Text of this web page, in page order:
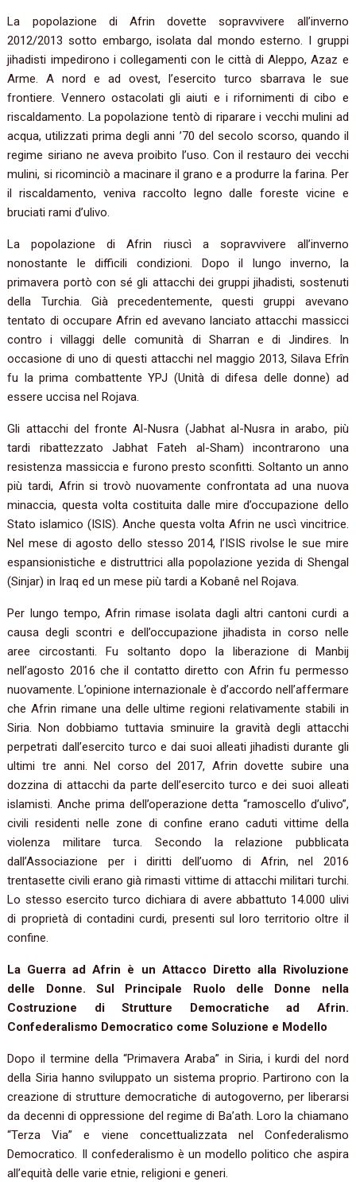
La popolazione di Afrin dovette sopravvivere all’inverno
2012/2013 sotto embargo, isolata dal mondo esterno. I gruppi
jihadisti impedirono i collegamenti con le città di Aleppo, Azaz e
Arme. A nord e ad ovest, l’esercito turco sbarrava le sue
frontiere. Vennero ostacolati gli aiuti e i rifornimenti di cibo e
riscaldamento. La popolazione tentò di riparare i vecchi mulini ad
acqua, utilizzati prima degli anni ’70 del secolo scorso, quando il
regime siriano ne aveva proibito l’uso. Con il restauro dei vecchi
mulini, si ricominciò a macinare il grano e a produrre la farina. Per
il riscaldamento, veniva raccolto legno dalle foreste vicine e
bruciati rami d’ulivo.
La popolazione di Afrin riuscì a sopravvivere all’inverno
nonostante le difficili condizioni. Dopo il lungo inverno, la
primavera portò con sé gli attacchi dei gruppi jihadisti, sostenuti
della Turchia. Già precedentemente, questi gruppi avevano
tentato di occupare Afrin ed avevano lanciato attacchi massicci
contro i villaggi delle comunità di Sharran e di Jindires. In
occasione di uno di questi attacchi nel maggio 2013, Silava Efrîn
fu la prima combattente YPJ (Unità di difesa delle donne) ad
essere uccisa nel Rojava.
Gli attacchi del fronte Al-Nusra (Jabhat al-Nusra in arabo, più
tardi ribattezzato Jabhat Fateh al-Sham) incontrarono una
resistenza massiccia e furono presto sconfitti. Soltanto un anno
più tardi, Afrin si trovò nuovamente confrontata ad una nuova
minaccia, questa volta costituita dalle mire d’occupazione dello
Stato islamico (ISIS). Anche questa volta Afrin ne uscì vincitrice.
Nel mese di agosto dello stesso 2014, l’ISIS rivolse le sue mire
espansionistiche e distruttrici alla popolazione yezida di Shengal
(Sinjar) in Iraq ed un mese più tardi a Kobanê nel Rojava.
Per lungo tempo, Afrin rimase isolata dagli altri cantoni curdi a
causa degli scontri e dell’occupazione jihadista in corso nelle
aree circostanti. Fu soltanto dopo la liberazione di Manbij
nell’agosto 2016 che il contatto diretto con Afrin fu permesso
nuovamente. L’opinione internazionale è d’accordo nell’affermare
che Afrin rimane una delle ultime regioni relativamente stabili in
Siria. Non dobbiamo tuttavia sminuire la gravità degli attacchi
perpetrati dall’esercito turco e dai suoi alleati jihadisti durante gli
ultimi tre anni. Nel corso del 2017, Afrin dovette subire una
dozzina di attacchi da parte dell’esercito turco e dei suoi alleati
islamisti. Anche prima dell’operazione detta “ramoscello d’ulivo”,
civili residenti nelle zone di confine erano caduti vittime della
violenza militare turca. Secondo la relazione pubblicata
dall’Associazione per i diritti dell’uomo di Afrin, nel 2016
trentasette civili erano già rimasti vittime di attacchi militari turchi.
Lo stesso esercito turco dichiara di avere abbattuto 14.000 ulivi
di proprietà di contadini curdi, presenti sul loro territorio oltre il
confine.
La Guerra ad Afrin è un Attacco Diretto alla Rivoluzione
delle Donne. Sul Principale Ruolo delle Donne nella
Costruzione di Strutture Democratiche ad Afrin.
Confederalismo Democratico come Soluzione e Modello
Dopo il termine della “Primavera Araba” in Siria, i kurdi del nord
della Siria hanno sviluppato un sistema proprio. Partirono con la
creazione di strutture democratiche di autogoverno, per liberarsi
da decenni di oppressione del regime di Ba’ath. Loro la chiamano
“Terza Via” e viene concettualizzata nel Confederalismo
Democratico. Il confederalismo è un modello politico che aspira
all’equità delle varie etnie, religioni e generi.